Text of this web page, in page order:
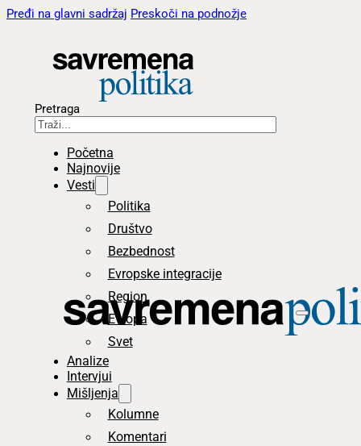
Pređi na glavni sadržaj Preskoči na podnožje
Pretraga
Početna
Najnovije
Vesti
Politika
Društvo
Bezbednost
Evropske integracije
Region
Evropa
Svet
Analize
Intervjui
Mišljenja
Kolumne
Komentari